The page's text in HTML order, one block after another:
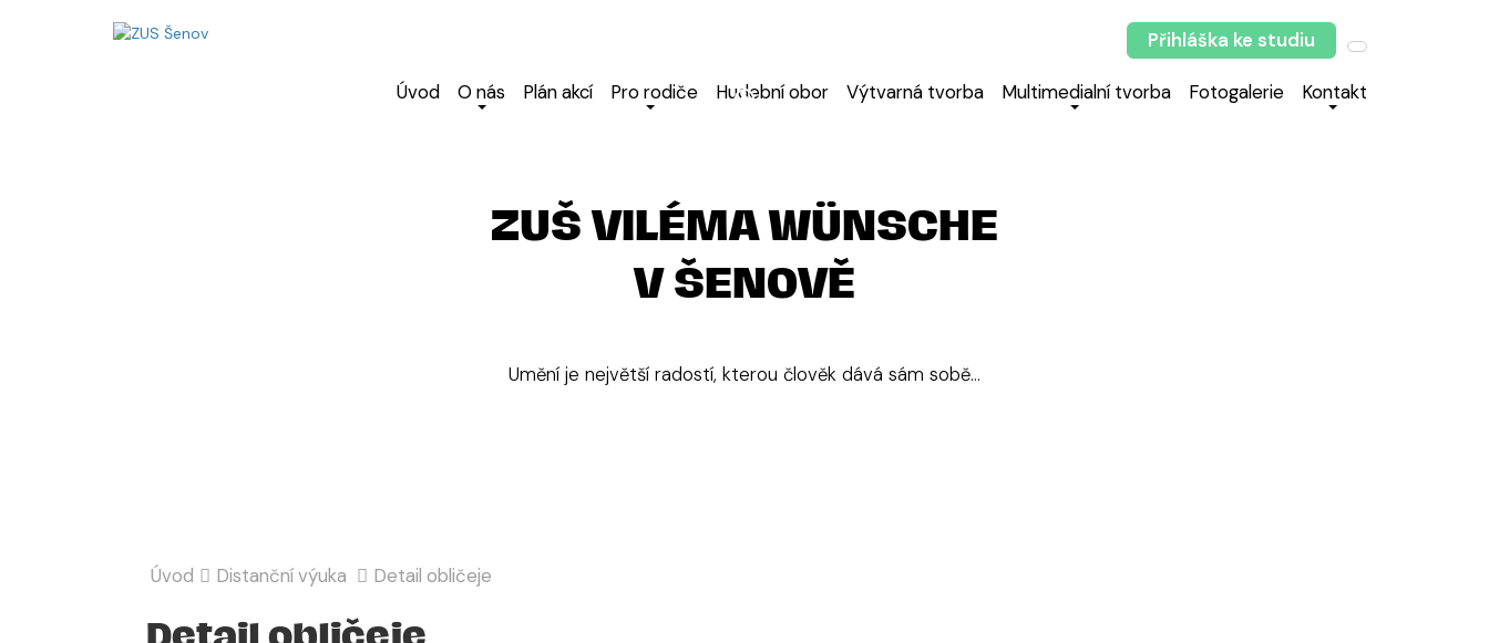
Přihláška ke studiu
Úvod O nás Plán akcí Pro rodiče Hudební obor Výtvarná tvorba Multimedialní tvorba Fotogalerie Kontakt
ZUŠ VILÉMA WÜNSCHE
V ŠENOVĚ
Umění je největší radostí, kterou člověk dává sám sobě...
Úvod Distanční výuka Detail obličeje